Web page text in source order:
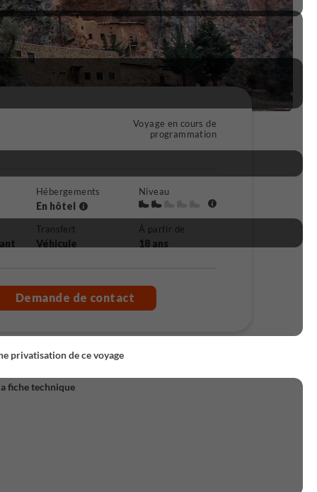
Voyage en cours de
programmation
Hébergements
En hôtel
Niveau
Transfert
Véhicule
À partir de
18 ans
Demande de contact
privatisation de ce voyage
fiche technique